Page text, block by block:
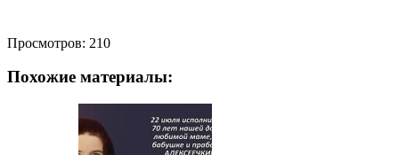
Просмотров: 210
Похожие материалы: